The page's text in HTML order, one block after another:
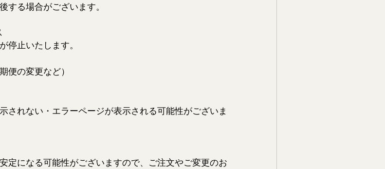
る場合がございます。
停止いたします。
便の変更など）
されない・エラーページが表示される可能性がございま
定になる可能性がございますので、ご注文やご変更のお